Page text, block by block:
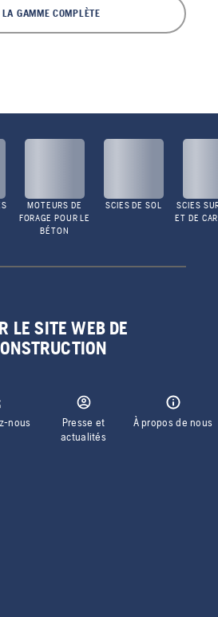
GAMME COMPLÈTE
MOTEURS DE
FORAGE POUR LE
BÉTON
SCIES DE SOL
SCIES
ET DE
LE SITE WEB DE
nous
Presse et
actualités
À propos de nous